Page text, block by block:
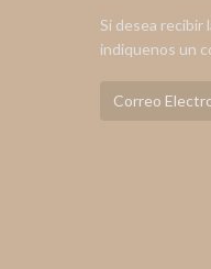
Si desea recibir
indiquenos un